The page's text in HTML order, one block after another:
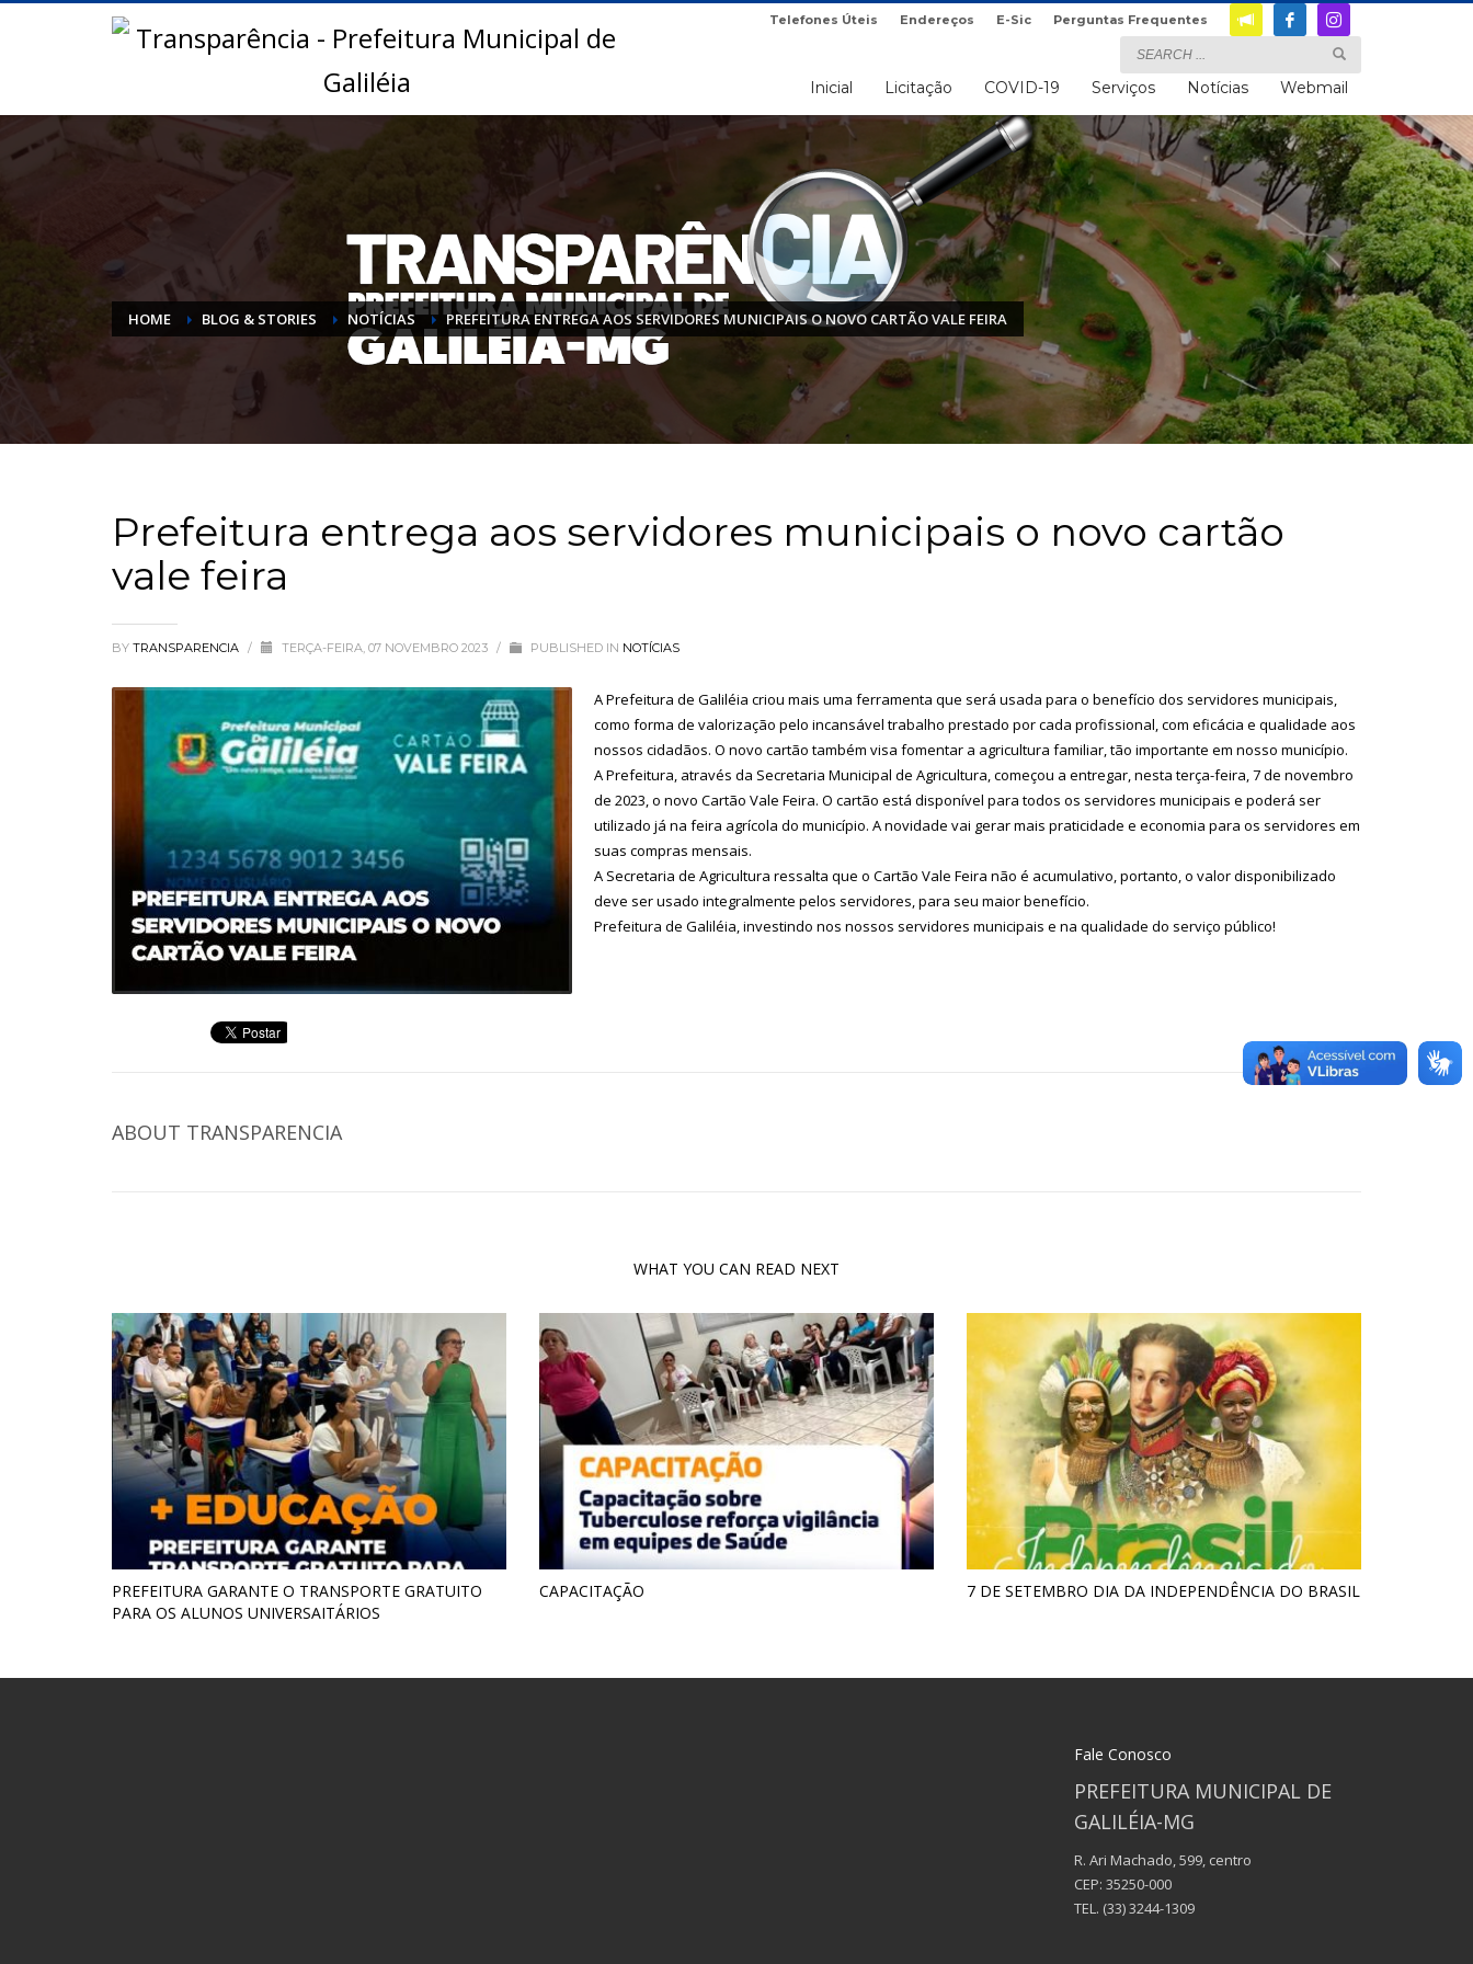
Telefones Úteis Endereços E-Sic Perguntas Frequentes
Inicial Licitação COVID-19 Serviços Notícias Webmail
HOME BLOG & STORIES NOTÍCIAS PREFEITURA ENTREGA AOS SERVIDORES MUNICIPAIS O NOVO CARTÃO VALE FEIRA
Prefeitura entrega aos servidores municipais o novo cartão
vale feira
BY TRANSPARENCIA / TERÇA-FEIRA, 07 NOVEMBRO 2023 / PUBLISHED IN NOTÍCIAS
A Prefeitura de Galiléia criou mais uma ferramenta que será usada para o benefício dos servidores municipais,
como forma de valorização pelo incansável trabalho prestado por cada profissional, com eficácia e qualidade aos
nossos cidadãos. O novo cartão também visa fomentar a agricultura familiar, tão importante em nosso município.
A Prefeitura, através da Secretaria Municipal de Agricultura, começou a entregar, nesta terça-feira, 7 de novembro
de 2023, o novo Cartão Vale Feira. O cartão está disponível para todos os servidores municipais e poderá ser
utilizado já na feira agrícola do município. A novidade vai gerar mais praticidade e economia para os servidores em
suas compras mensais.
A Secretaria de Agricultura ressalta que o Cartão Vale Feira não é acumulativo, portanto, o valor disponibilizado
deve ser usado integralmente pelos servidores, para seu maior benefício.
Prefeitura de Galiléia, investindo nos nossos servidores municipais e na qualidade do serviço público!
ABOUT TRANSPARENCIA
WHAT YOU CAN READ NEXT
PREFEITURA GARANTE O TRANSPORTE GRATUITO
PARA OS ALUNOS UNIVERSAITÁRIOS
CAPACITAÇÃO 7 DE SETEMBRO DIA DA INDEPENDÊNCIA DO BRASIL
Fale Conosco
PREFEITURA MUNICIPAL DE
GALILÉIA-MG
R. Ari Machado, 599, centro
CEP: 35250-000
TEL. (33) 3244-1309